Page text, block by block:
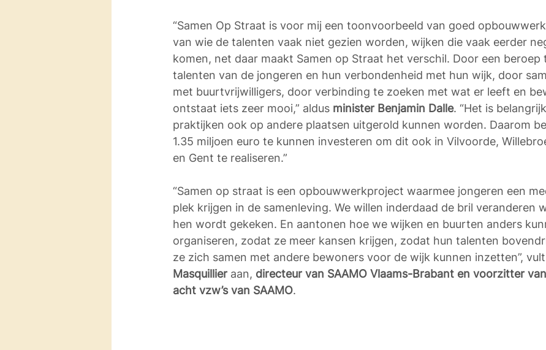
“Samen Op Straat is voor mij een toonvoorbeeld van goed
van wie de talenten vaak niet gezien worden, wijken die vaak eerder
komen, net daar maakt Samen op Straat het verschil. Door een beroep
talenten van de jongeren en hun verbondenheid met hun wijk, door
met buurtvrijwilligers, door verbinding te zoeken met wat er leeft en
ontstaat iets zeer mooi,” aldus minister Benjamin Dalle. “Het is
praktijken ook op andere plaatsen uitgerold kunnen worden. Daarom
1.35 miljoen euro te kunnen investeren om dit ook in Vilvoorde,
en Gent te realiseren.”
“Samen op straat is een opbouwwerkproject waarmee jongeren een
plek krijgen in de samenleving. We willen inderdaad de bril veranderen
hen wordt gekeken. En aantonen hoe we wijken en buurten anders
organiseren, zodat ze meer kansen krijgen, zodat hun talenten
ze zich samen met andere bewoners voor de wijk kunnen inzetten”, vult
Masquillier aan, directeur van SAAMO Vlaams-Brabant en voorzitter
acht vzw’s van SAAMO.